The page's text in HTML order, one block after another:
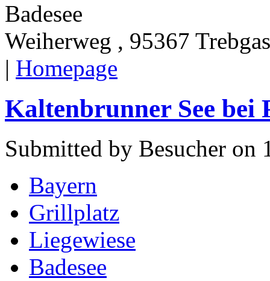
Badesee
Weiherweg , 95367
| Homepage
Kaltenbrunner See bei
Submitted by Besucher on
Bayern
Grillplatz
Liegewiese
Badesee